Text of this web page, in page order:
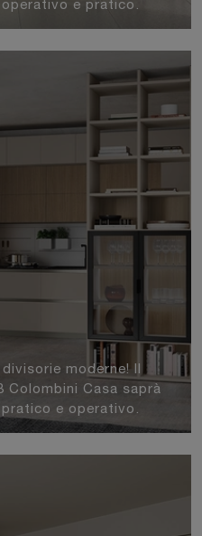
e pratico.
moderne! Il
Colombini Casa saprà
e operativo.